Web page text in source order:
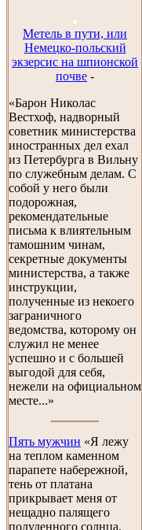
Метель в пути, или
Немецко-польский
экзерсис на шпионской
почве -
«Барон Николас
Вестхоф, надворный
советник министерства
иностранных дел ехал
из Петербурга в Вильну
по служебным делам. С
собой у него были
подорожная,
рекомендательные
письма к влиятельным
тамошним чинам,
секретные документы
министерства, а также
инструкции,
полученные из некоего
заграничного
ведомства, которому он
служил не менее
успешно и с большей
выгодой для себя,
нежели на официальном
месте...»
Пять мужчин «Я лежу
на теплом каменном
парапете набережной,
тень от платана
прикрывает меня от
нещадно палящего
полуденного солнца,